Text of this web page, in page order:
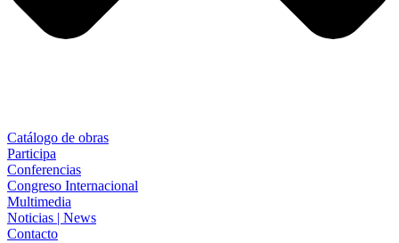
Catálogo de obras
Participa
Conferencias
Congreso Internacional
Multimedia
Noticias | News
Contacto